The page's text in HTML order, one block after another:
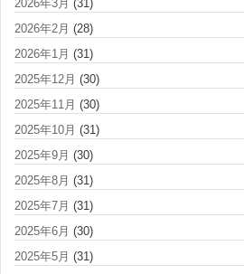
2026年3月 (31)
2026年2月 (28)
2026年1月 (31)
2025年12月 (30)
2025年11月 (30)
2025年10月 (31)
2025年9月 (30)
2025年8月 (31)
2025年7月 (31)
2025年6月 (30)
2025年5月 (31)